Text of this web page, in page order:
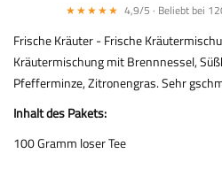
★★★★★ 4,9/5 · Beliebt bei
Frische Kräuter - Frische
Kräutermischung mit Brennnessel,
Pfefferminze, Zitronengras. Sehr
Inhalt des Pakets:
100 Gramm loser Tee